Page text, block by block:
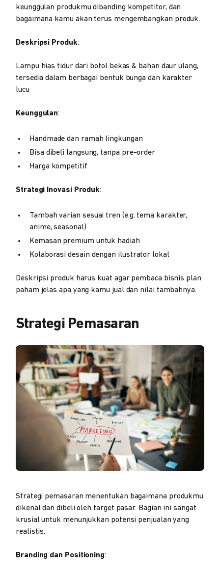
keunggulan produkmu dibanding kompetitor, dan
bagaimana kamu akan terus mengembangkan produk.
Deskripsi Produk:
Lampu hias tidur dari botol bekas & bahan daur ulang,
tersedia dalam berbagai bentuk bunga dan karakter
lucu
Keunggulan:
Handmade dan ramah lingkungan
Bisa dibeli langsung, tanpa pre-order
Harga kompetitif
Strategi Inovasi Produk:
Tambah varian sesuai tren (e.g. tema karakter,
anime, seasonal)
Kemasan premium untuk hadiah
Kolaborasi desain dengan ilustrator lokal
Deskripsi produk harus kuat agar pembaca bisnis plan
paham jelas apa yang kamu jual dan nilai tambahnya.
Strategi Pemasaran
Strategi pemasaran menentukan bagaimana produkmu
dikenal dan dibeli oleh target pasar. Bagian ini sangat
krusial untuk menunjukkan potensi penjualan yang
realistis.
Branding dan Positioning: